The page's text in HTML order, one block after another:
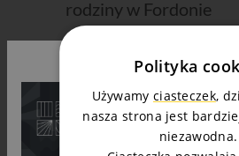
rodziny w Fordonie
Polityka
Używamy ciasteczek,
nasza strona jest
niezawodna.